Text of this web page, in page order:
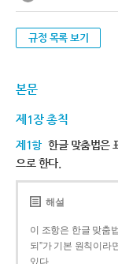
규정 목록 보기
본문
제1장 총칙
제1항 한글 맞춤법은
으로 한다.
해설
이 조항은 한글 맞춤
되”가 기본 원칙이라
있다.